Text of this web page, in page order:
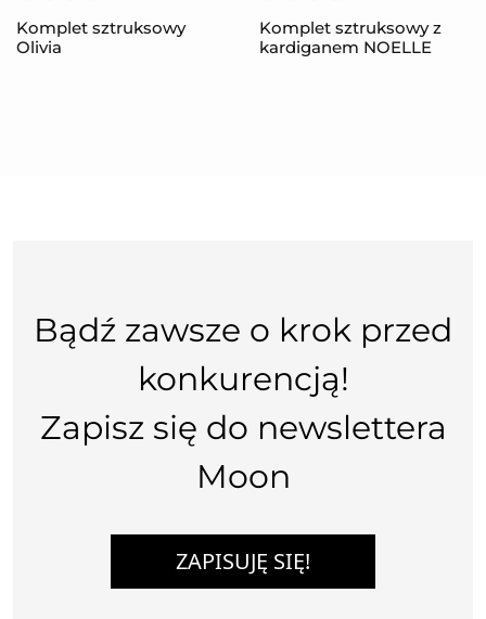
Komplet sztruksowy
Olivia
Komplet sztruksowy z
kardiganem NOELLE
Bądź zawsze o krok przed
konkurencją!
Zapisz się do newslettera
Moon
ZAPISUJĘ SIĘ!